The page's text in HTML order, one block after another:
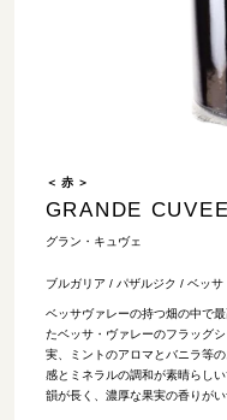
＜ 赤 ＞
GRANDE CUVEE
グラン・キュヴェ
ブルガリア / パザルジク / ベッ
ベッサヴァレーの持つ畑の中で
たベッサ・ヴァレーのフラッグ
実、ミントのアロマとバニラ等
感とミネラルの調和が素晴らし
韻が長く、濃厚な果実の香りがい